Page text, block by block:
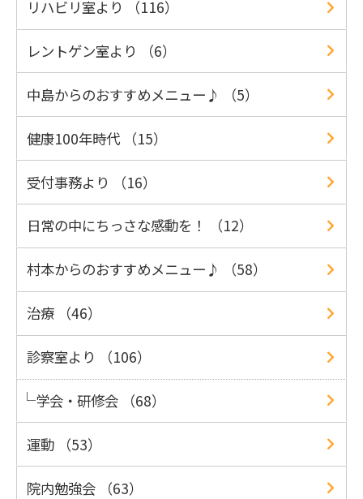
リハビリ室より （116）
レントゲン室より （6）
中島からのおすすめメニュー♪ （5）
健康100年時代 （15）
受付事務より （16）
日常の中にちっさな感動を！ （12）
村本からのおすすめメニュー♪ （58）
治療 （46）
診察室より （106）
学会・研修会 （68）
運動 （53）
院内勉強会 （63）